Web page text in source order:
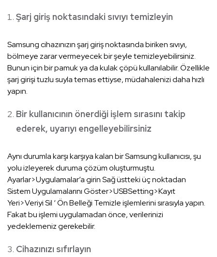
Şarj giriş noktasındaki sıvıyı temizleyin
Samsung cihazınızın şarj giriş noktasında biriken sıvıyı,
bölmeye zarar vermeyecek bir şeyle temizleyebilirsiniz.
Bunun için bir pamuk ya da kulak çöpü kullanılabilir. Özellikle
şarj girişi tuzlu suyla temas ettiyse, müdahalenizi daha hızlı
yapın.
Bir kullanıcının önerdiği işlem sırasını takip
ederek, uyarıyı engelleyebilirsiniz
Aynı durumla karşı karşıya kalan bir Samsung kullanıcısı, şu
yolu izleyerek duruma çözüm oluşturmuştu.
Ayarlar>Uygulamalar’a girin Sağ üstteki üç noktadan
Sistem Uygulamalarını Göster>USBSetting>Kayıt
Yeri>Veriyi Sil ‘ Ön Belleği Temizle işlemlerini sırasıyla yapın.
Fakat bu işlemi uygulamadan önce, verilerinizi
yedeklemeniz gerekebilir.
Cihazınızı sıfırlayın